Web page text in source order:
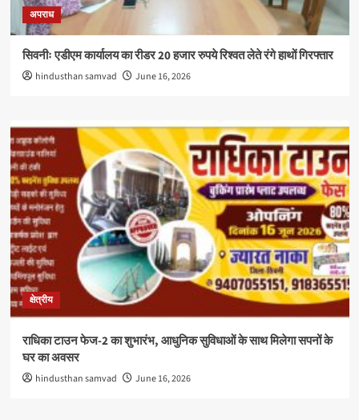
अपराध
सिवनीः एडीएम कार्यालय का रीडर 20 हजार रुपये रिश्वत लेते रंगे हाथों गिरफ्तार
hindusthan samvad June 16, 2026
क्षेत्रीय
राधिका टाउन फेज-2 का शुभारंभ, आधुनिक सुविधाओं के साथ मिलेगा सपनों के
घर का अवसर
hindusthan samvad June 16, 2026